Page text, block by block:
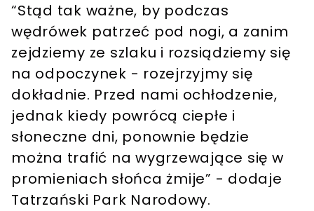
“Stąd tak ważne, by podczas
wędrówek patrzeć pod nogi, a zanim
zejdziemy ze szlaku i rozsiądziemy się
na odpoczynek - rozejrzyjmy się
dokładnie. Przed nami ochłodzenie,
jednak kiedy powrócą ciepłe i
słoneczne dni, ponownie będzie
można trafić na wygrzewające się w
promieniach słońca żmije” - dodaje
Tatrzański Park Narodowy.